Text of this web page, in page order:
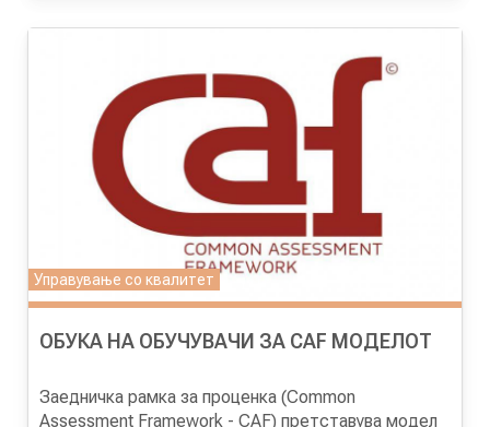
практични вештини за спроведување и анализа на
резултатите на анкетите.
Управување со квалитет
ОБУКА НА ОБУЧУВАЧИ ЗА CAF МОДЕЛОТ
Заедничка рамка за проценка (Common
Assessment Framework - CAF) претставува модел